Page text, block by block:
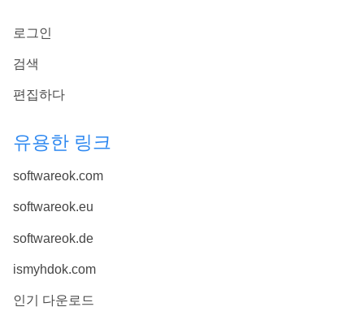
로그인
검색
편집하다
유용한 링크
softwareok.com
softwareok.eu
softwareok.de
ismyhdok.com
인기 다운로드